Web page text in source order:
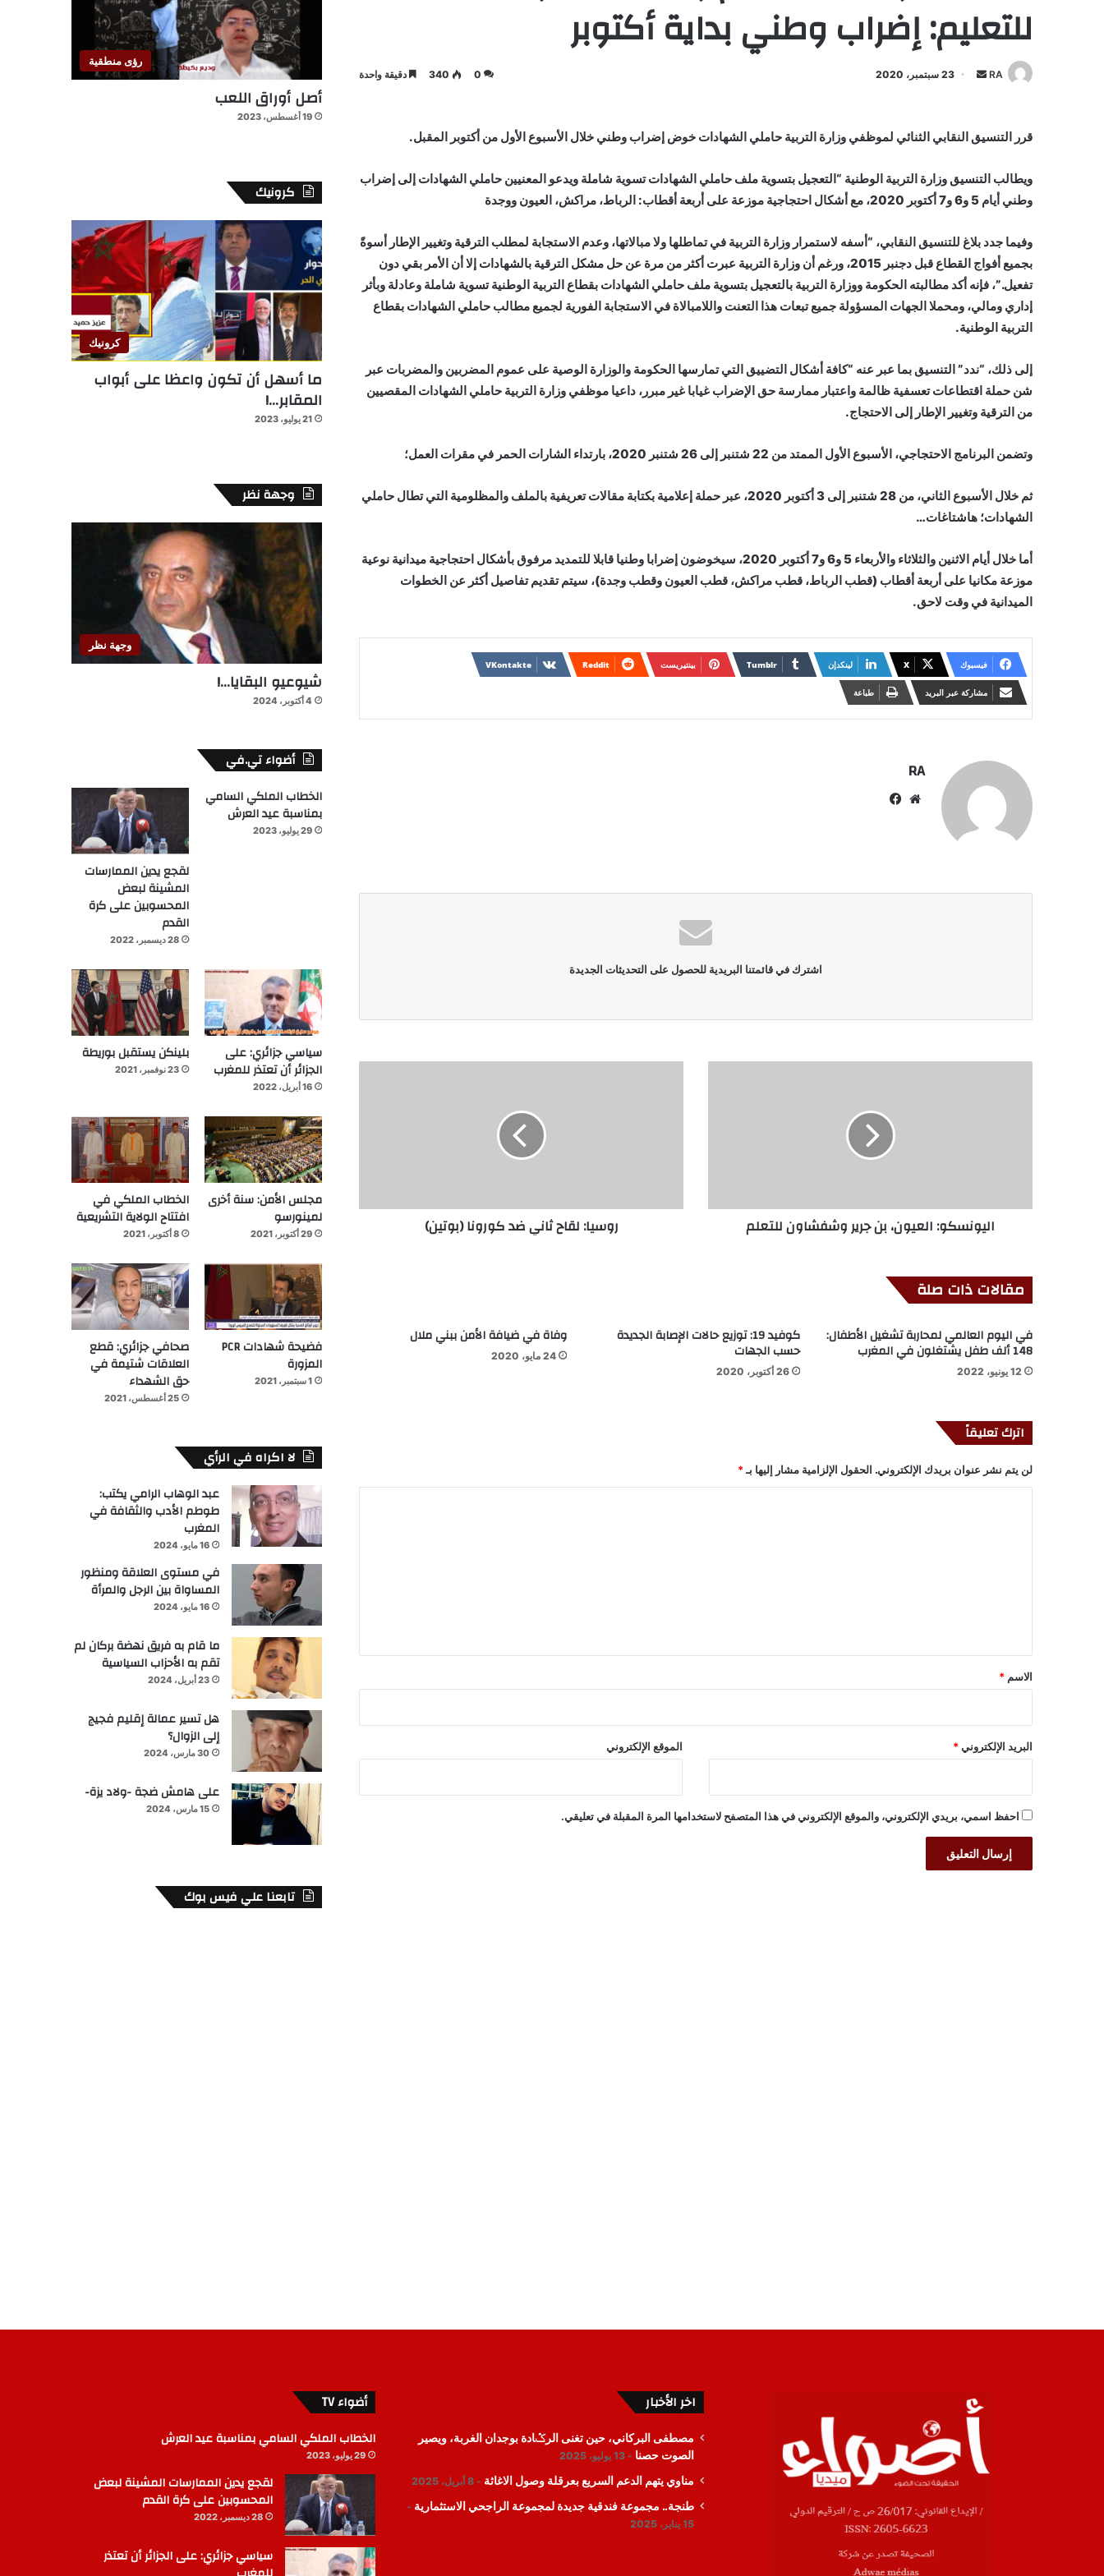
للتعليم: إضراب وطني بداية أكتوبر
RA
أرسل 23 سبتمبر، 2020 0
340 دقيقة واحدة
قرر التنسيق النقابي الثنائي لموظفي وزارة التربية حاملي الشهادات خوض إضراب وطني خلال الأسبوع الأول من أكتوبر المقبل.
ويطالب التنسيق وزارة التربية الوطنية “التعجيل بتسوية ملف حاملي الشهادات تسوية شاملة ويدعو المعنيين حاملي الشهادات إلى إضراب
وطني أيام 5 و6 و7 أكتوبر 2020، مع أشكال احتجاجية موزعة على أربعة أقطاب: الرباط، مراكش، العيون ووجدة
وفيما جدد بلاغ للتنسيق النقابي، “أسفه لاستمرار وزارة التربية في تماطلها ولا مبالاتها، وعدم الاستجابة لمطلب الترقية وتغيير الإطار أسوةً
بجميع أفواج القطاع قبل دجنبر 2015، ورغم أن وزارة التربية عبرت أكثر من مرة عن حل مشكل الترقية بالشهادات إلا أن الأمر بقي دون
تفعيل.”، فإنه أكد مطالبته الحكومة ووزارة التربية بالتعجيل بتسوية ملف حاملي الشهادات بقطاع التربية الوطنية تسوية شاملة وعادلة وبأثر
إداري ومالي، ومحملا الجهات المسؤولة جميع تبعات هذا التعنت واللامبالاة في الاستجابة الفورية لجميع مطالب حاملي الشهادات بقطاع
التربية الوطنية.
إلى ذلك، “ندد” التنسيق بما عبر عنه “كافة أشكال التضييق التي تمارسها الحكومة والوزارة الوصية على عموم المضربين والمضربات عبر
شن حملة اقتطاعات تعسفية ظالمة واعتبار ممارسة حق الإضراب غيابا غير مبرر، داعيا موظفي وزارة التربية حاملي الشهادات المقصيين
من الترقية وتغيير الإطار إلى الاحتجاج.
وتضمن البرنامج الاحتجاجي، الأسبوع الأول الممتد من 22 شتنبر إلى 26 شتنبر 2020، بارتداء الشارات الحمر في مقرات العمل؛
ثم خلال الأسبوع الثاني، من 28 شتنبر إلى 3 أكتوبر 2020، عبر حملة إعلامية بكتابة مقالات تعريفية بالملف والمظلومية التي تطال حاملي
الشهادات؛ هاشتاغات…
أما خلال أيام الاثنين والثلاثاء والأربعاء 5 و6 و7 أكتوبر 2020، سيخوضون إضرابا وطنيا قابلا للتمديد مرفوق بأشكال احتجاجية ميدانية نوعية
موزعة مكانيا على أربعة أقطاب (قطب الرباط، قطب مراكش، قطب العيون وقطب وجدة)، سيتم تقديم تفاصيل أكثر عن الخطوات
الميدانية في وقت لاحق.
فيسبوك X لينكدإن بينتيريست
مشاركة عبر البريد طباعة
RA
موقع
اشترك في قائمتنا البريدية للحصول على التحديثات الجديدة
اليونسكو: العيون، بن جرير وشفشاون للتعلم روسيا: لقاح ثاني ضد كورونا (بوتين)
مقالات ذات صلة
في اليوم العالمي لمحاربة تشغيل الأطفال:
148 ألف طفل يشتغلون في المغرب
12 يونيو، 2022
كوفيد 19: توزيع حالات الإصابة الجديدة
حسب الجهات
26 أكتوبر، 2020
وفاة في ضيافة الأمن ببني ملال
24 مايو، 2020
اترك تعليقاً
لن يتم نشر عنوان بريدك الإلكتروني. الحقول الإلزامية مشار إليها بـ*
*
الاسم *
البريد الإلكتروني * الموقع الإلكتروني
احفظ اسمي، بريدي الإلكتروني، والموقع الإلكتروني في هذا المتصفح لاستخدامها المرة المقبلة في تعليقي.
رؤى منطقية
أصل أوراق اللعب
19 أغسطس، 2023
كرونيك
كرونيك
ما أسهل أن تكون واعظا على أبواب
المقابر…!
21 يوليو، 2023
وجهة نظر
وجهة نظر
شيوعيو البقايا…!
4 أكتوبر، 2024
أضواء تي.في
الخطاب الملكي السامي
بمناسبة عيد العرش
29 يوليو، 2023
لقجع يدين الممارسات
المشينة لبعض
المحسوبين على كرة
القدم
28 ديسمبر، 2022
سياسي جزائري: على
الجزائر أن تعتذر للمغرب
16 أبريل، 2022
بلينكن يستقبل بوريطة
23 نوفمبر، 2021
مجلس الأمن: سنة أخرى
لمينورسو
29 أكتوبر، 2021
الخطاب الملكي في
افتتاح الولاية التشريعية
8 أكتوبر، 2021
فضيحة شهادات PCR
المزورة
1 سبتمبر، 2021
صحافي جزائري: قطع
العلاقات شتيمة في
حق الشهداء
25 أغسطس، 2021
لا اكراه في الرأي
عبد الوهاب الرامي يكتب:
طوطم الأدب والثقافة في
المغرب
16 مايو، 2024
في مستوى العلاقة ومنظور
المساواة بين الرجل والمرأة
16 مايو، 2024
ما قام به فريق نهضة بركان لم
تقم به الأحزاب السياسية
23 أبريل، 2024
هل تسير عمالة إقليم فجيج
إلى الزوال؟
30 مارس، 2024
على هامش ضجة -ولاد يزة-
15 مارس، 2024
تابعنا علي فيس بوك
اخر الأخبار
مصطفى البركاني، حين تغنى الرݣادة بوجدان الغربة، ويصير
الصوت حصنا
13 يوليو، 2025
مناوي يتهم الدعم السريع بعرقلة وصول الاغاثة 8 أبريل، 2025
طنجة.. مجموعة فندقية جديدة لمجموعة الراجحي الاستثمارية
15 يناير، 2025
أضواء TV
الخطاب الملكي السامي بمناسبة عيد العرش
29 يوليو، 2023
لقجع يدين الممارسات المشينة لبعض
المحسوبين على كرة القدم
28 ديسمبر، 2022
سياسي جزائري: على الجزائر أن تعتذر